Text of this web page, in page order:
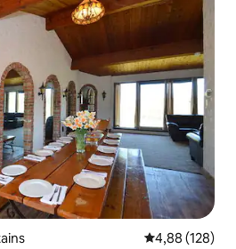
4,88 de uma
4,88 (128)